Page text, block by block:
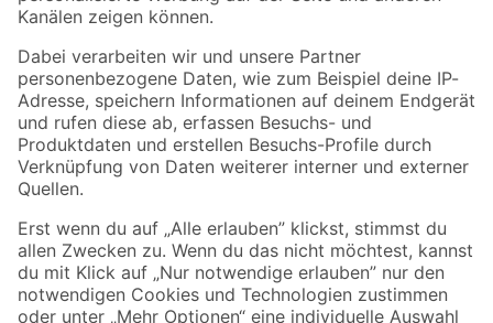
Folge uns
Zahlungsarten Versandarten
Sicher einkaufen
Jetzt die toom-App herunterladen